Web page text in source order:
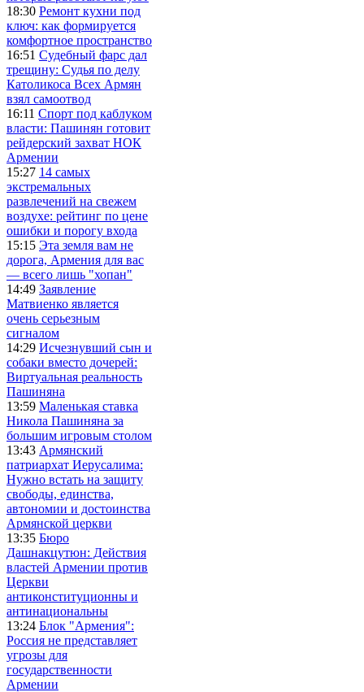
18:30 Ремонт кухни под
ключ: как формируется
комфортное пространство
16:51 Судебный фарс дал
трещину: Судья по делу
Католикоса Всех Армян
взял самоотвод
16:11 Спорт под каблуком
власти: Пашинян готовит
рейдерский захват НОК
Армении
15:27 14 самых
экстремальных
развлечений на свежем
воздухе: рейтинг по цене
ошибки и порогу входа
15:15 Эта земля вам не
дорога, Армения для вас
— всего лишь "хопан"
14:49 Заявление
Матвиенко является
очень серьезным
сигналом
14:29 Исчезнувший сын и
собаки вместо дочерей:
Виртуальная реальность
Пашиняна
13:59 Маленькая ставка
Никола Пашиняна за
большим игровым столом
13:43 Армянский
патриархат Иерусалима:
Нужно встать на защиту
свободы, единства,
автономии и достоинства
Армянской церкви
13:35 Бюро
Дашнакцутюн: Действия
властей Армении против
Церкви
антиконституционны и
антинациональны
13:24 Блок "Армения":
Россия не представляет
угрозы для
государственности
Армении